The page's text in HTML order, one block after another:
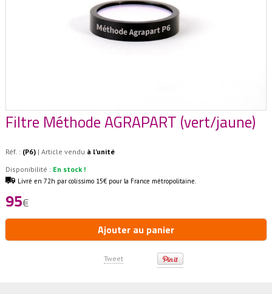
Filtre Méthode AGRAPART (vert/jaune)
Réf. : (P6)| Article vendu à l'unité
Disponibilité : En stock !
Livré en 72h par colissimo 15€ pour la France métropolitaine.
95€
Ajouter au panier
Tweet